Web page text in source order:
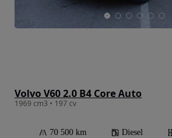
Volvo V60 2.0 B4 Core Auto
1969 cm3 • 197 cv
70 500 km Diesel